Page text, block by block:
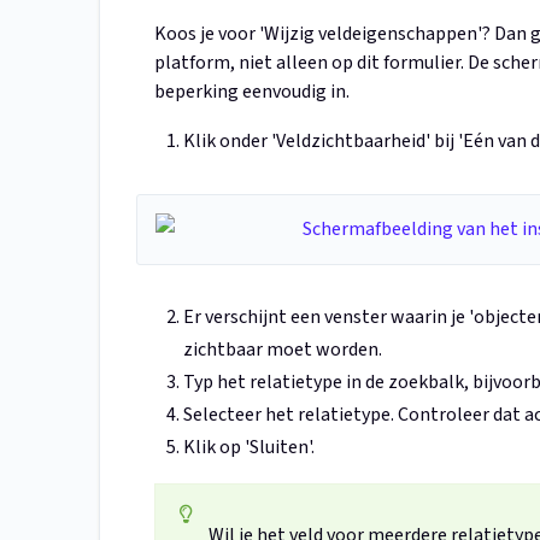
Koos je voor 'Wijzig veldeigenschappen'?
platform, niet alleen op dit formulier. De
beperking eenvoudig in.
Klik onder 'Veldzichtbaarheid' bij 'Eén van
Er verschijnt een venster waarin je
zichtbaar moet worden.
Typ het relatietype in de zoekbalk,
Selecteer het relatietype. Controleer dat
Klik op 'Sluiten'.